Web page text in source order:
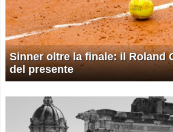
Sinner oltre la finale: il Roland
del presente